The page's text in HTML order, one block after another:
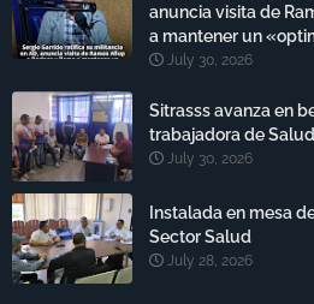
anuncia visita de
a mantener un
July 30, 2026
Sitrasss avanza en
trabajadora de Salud
July 30, 2026
Instalada en mesa
Sector Salud
July 28, 2026